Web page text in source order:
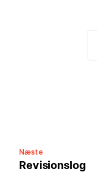
Næste
Revisionslog